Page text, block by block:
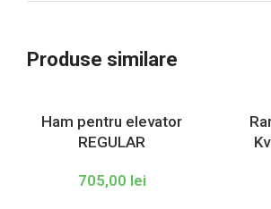
Produse similare
Ham pentru elevator
REGULAR
705,00 lei